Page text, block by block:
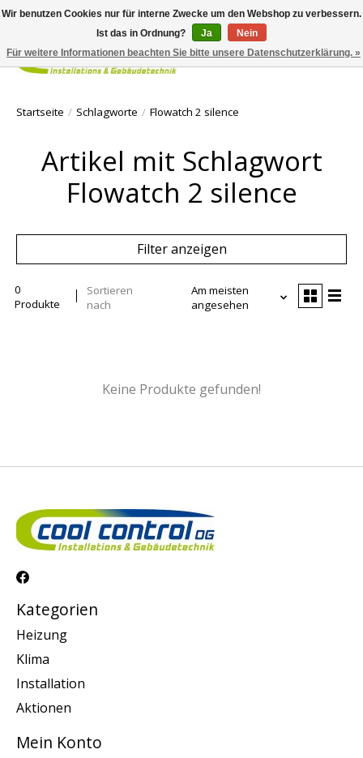
Ihr
Startseite / Schlagworte / Flowatch 2 silence
Artikel mit Schlagwort
Flowatch 2 silence
Filter anzeigen
0
Produkte
Sortieren
nach
Am meisten
angesehen
Keine Produkte gefunden!
Kategorien
Heizung
Klima
Installation
Aktionen
Mein Konto
Wir benutzen Cookies nur für interne Zwecke um den Webshop zu verbessern.
Ist das in Ordnung?
Ja
Nein
Für weitere Informationen beachten Sie bitte unsere Datenschutzerklärung. »